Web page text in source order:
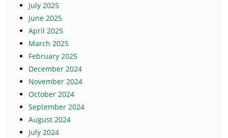
July 2025
June 2025
April 2025
March 2025
February 2025
December 2024
November 2024
October 2024
September 2024
August 2024
July 2024